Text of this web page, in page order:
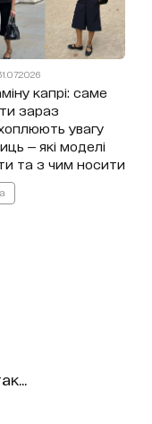
капрі: саме
зараз
увагу
— які моделі
та з чим носити